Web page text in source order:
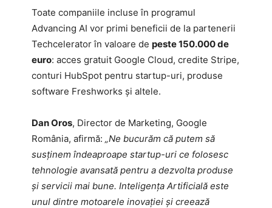
Toate companiile incluse în programul
Advancing AI vor primi beneficii de la partenerii
Techcelerator în valoare de peste 150.000 de
euro: acces gratuit Google Cloud, credite Stripe,
conturi HubSpot pentru startup-uri, produse
software Freshworks și altele.
Dan Oros, Director de Marketing, Google
România, afirmă: „Ne bucurăm că putem să
susținem îndeaproape startup-uri ce folosesc
tehnologie avansată pentru a dezvolta produse
și servicii mai bune. Inteligența Artificială este
unul dintre motoarele inovației și creează